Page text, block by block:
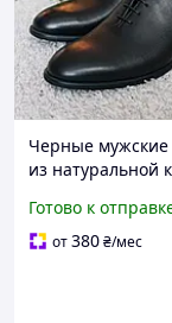
Черные мужские
из натуральной
Готово к
от380₴/мес